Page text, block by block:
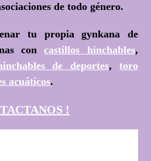
de todo género.
tu propia gynkana de
concastillos hinchables,
de deportes, toro
acuáticos.
!